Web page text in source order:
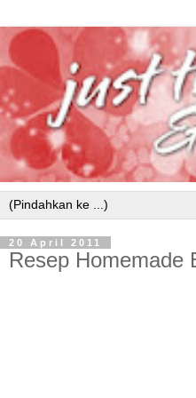
20 April 2011
Resep Homemade